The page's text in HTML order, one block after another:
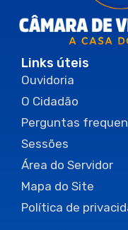
Links úteis
Ouvidoria
O Cidadão
Perguntas
Sessões
Área do Servidor
Mapa do Site
Política de